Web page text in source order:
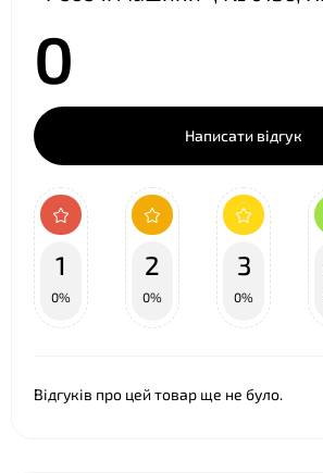
0
Написати відгук
1
0%
2
0%
3
0%
Відгуків про цей товар ще не було.